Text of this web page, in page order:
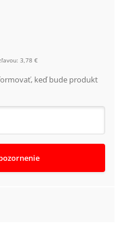
3,78 €
keď bude produkt